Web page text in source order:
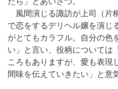
風間演じる諏訪が上司（片
で恋をするデリヘル嬢を演じ
がとてもカラフル。自分の色
い」と言い、役柄については
ころもありますが、愛も表現
間味を伝えていきたい」と意